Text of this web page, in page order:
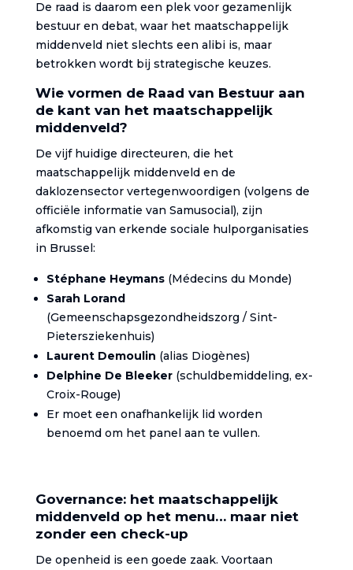
De raad is daarom een plek voor gezamenlijk
bestuur en debat, waar het maatschappelijk
middenveld niet slechts een alibi is, maar
betrokken wordt bij strategische keuzes.
Wie vormen de Raad van Bestuur aan
de kant van het maatschappelijk
middenveld?
De vijf huidige directeuren, die het
maatschappelijk middenveld en de
daklozensector vertegenwoordigen (volgens de
officiële informatie van Samusocial), zijn
afkomstig van erkende sociale hulporganisaties
in Brussel:
Stéphane Heymans(Médecins du Monde)
Sarah Lorand
(Gemeenschapsgezondheidszorg / Sint-
Pietersziekenhuis)
Laurent Demoulin (alias Diogènes)
Delphine De Bleeker(schuldbemiddeling, ex-
Croix-Rouge)
Er moet een onafhankelijk lid worden
benoemd om het panel aan te vullen.
Governance: het maatschappelijk
middenveld op het menu… maar niet
zonder een check-up
De openheid is een goede zaak. Voortaan